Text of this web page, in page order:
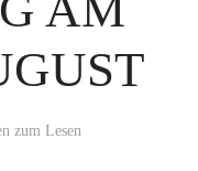
zum Lesen